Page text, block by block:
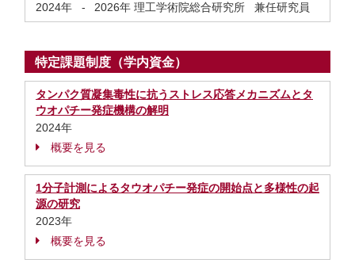
2024年 - 2026年 理工学術院総合研究所 兼任研究員
特定課題制度（学内資金）
タンパク質凝集毒性に抗うストレス応答メカニズムとタ
ウオパチー発症機構の解明
2024年
概要を見る
1分子計測によるタウオパチー発症の開始点と多様性の起
源の研究
2023年
概要を見る